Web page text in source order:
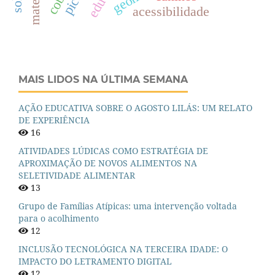
acessibilidade
MAIS LIDOS NA ÚLTIMA SEMANA
AÇÃO EDUCATIVA SOBRE O AGOSTO LILÁS: UM RELATO
DE EXPERIÊNCIA
16
ATIVIDADES LÚDICAS COMO ESTRATÉGIA DE
APROXIMAÇÃO DE NOVOS ALIMENTOS NA
SELETIVIDADE ALIMENTAR
13
Grupo de Famílias Atípicas: uma intervenção voltada
para o acolhimento
12
INCLUSÃO TECNOLÓGICA NA TERCEIRA IDADE: O
IMPACTO DO LETRAMENTO DIGITAL